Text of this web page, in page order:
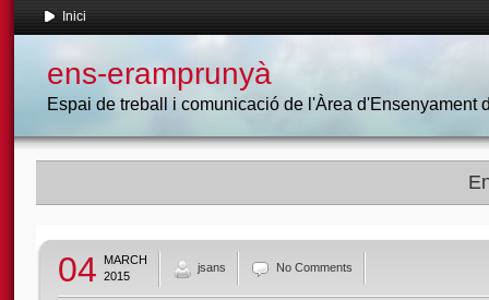
Inici
ens-eramprunyà
Espai de treball i comunicació de l'Àrea d'Ensenyament
04
MARCH
2015
jsans No Comments